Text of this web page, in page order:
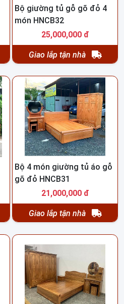
Bộ giường tủ gỗ gõ đỏ 4
món HNCB32
25,000,000 đ
Giao lắp tận nhà
Bộ 4 món giường tủ áo gỗ
gõ đỏ HNCB31
21,000,000 đ
Giao lắp tận nhà